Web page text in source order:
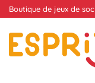
Boutique de jeux de